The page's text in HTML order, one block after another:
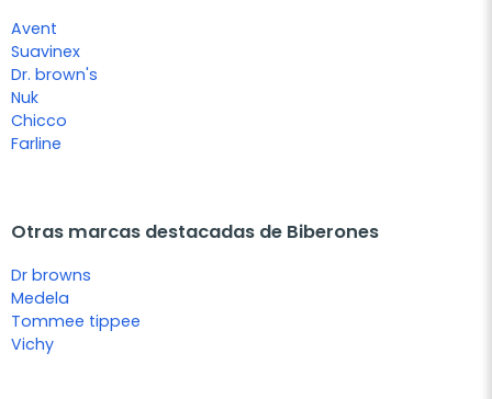
Avent
Suavinex
Dr. brown's
Nuk
Chicco
Farline
Otras marcas destacadas de Biberones
Dr browns
Medela
Tommee tippee
Vichy